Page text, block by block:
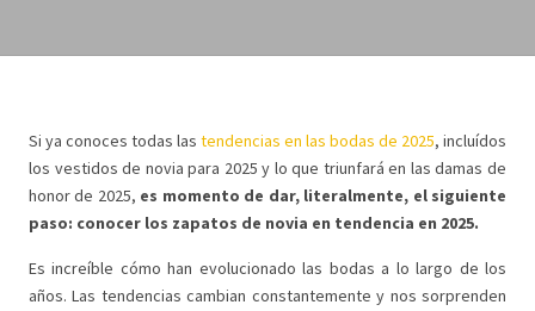
Si ya conoces todas las tendencias en las bodas de 2025, incluídos
los vestidos de novia para 2025 y lo que triunfará en lasdamas de
honor de 2025, es momento de dar, literalmente, el siguiente
paso: conocer los zapatos de novia en tendencia en 2025.
Es increíble cómo han evolucionado las bodas a lo largo de los
años. Las tendencias cambian constantemente y nos sorprenden